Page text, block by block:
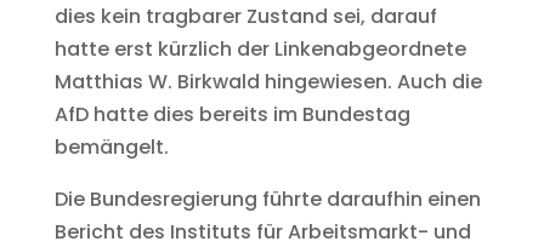
dies kein tragbarer Zustand sei, darauf
hatte erst kürzlich der Linkenabgeordnete
Matthias W. Birkwald hingewiesen. Auch die
AfD hatte dies bereits im Bundestag
bemängelt.
Die Bundesregierung führte daraufhin einen
Bericht des Instituts für Arbeitsmarkt- und